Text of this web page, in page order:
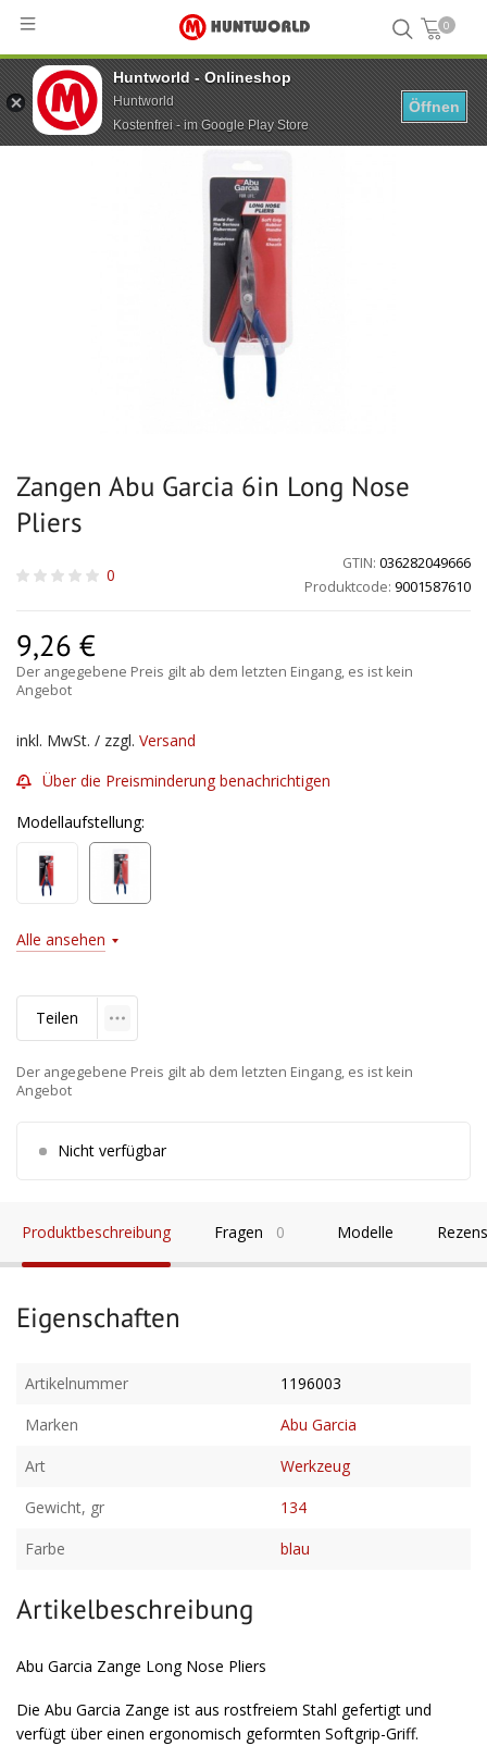
0
Hauptseite ... Zangen Abu Garcia 6in Long Nose Pliers
Zangen Abu Garcia 6in Long Nose
Pliers
GTIN: 036282049666
Produktcode: 9001587610
0
9,26 €
Der angegebene Preis gilt ab dem letzten Eingang, es ist kein
Angebot
inkl. MwSt. / zzgl. Versand
Über die Preisminderung benachrichtigen
Modellaufstellung:
Alle ansehen
Teilen
Der angegebene Preis gilt ab dem letzten Eingang, es ist kein
Angebot
Nicht verfügbar
Produktbeschreibung Fragen 0 Modelle
Eigenschaften
Artikelnummer
1196003
Marken
Abu Garcia
Art
Werkzeug
Gewicht, gr
134
Farbe
blau
Artikelbeschreibung
Abu Garcia Zange Long Nose Pliers
Die Abu Garcia Zange ist aus rostfreiem Stahl gefertigt und
verfügt über einen ergonomisch geformten Softgrip-Griff.
Huntworld - Onlineshop
Huntworld
Kostenfrei - im Google Play Store
Öffnen